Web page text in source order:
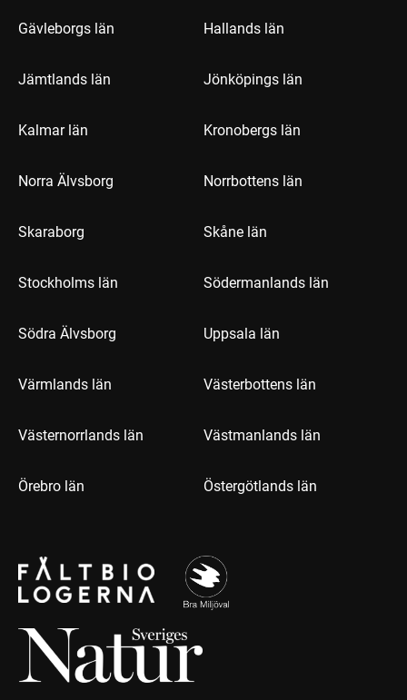
Gävleborgs län Hallands län
Jämtlands län Jönköpings län
Kalmar län Kronobergs län
Norra Älvsborg Norrbottens län
Skaraborg Skåne län
Stockholms län Södermanlands län
Södra Älvsborg Uppsala län
Värmlands län Västerbottens län
Västernorrlands län Västmanlands län
Örebro län Östergötlands län